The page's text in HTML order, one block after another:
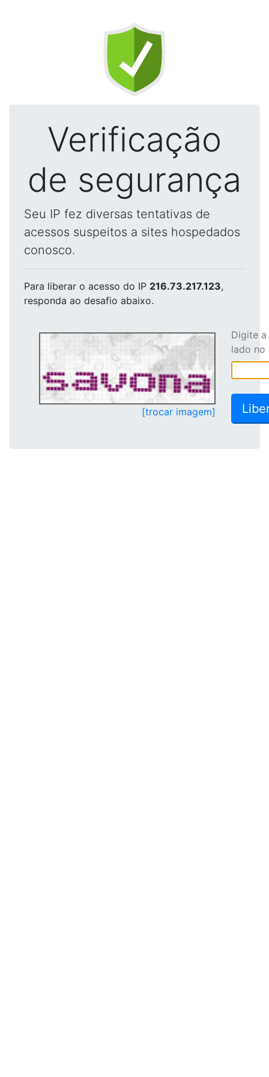
Verificação
de segurança
Seu IP fez diversas tentativas de
acessos suspeitos a sites hospedados
conosco.
Para liberar o acesso do IP 216.73.217.123,
responda ao desafio abaixo.
[trocar imagem]
Digite
lado no